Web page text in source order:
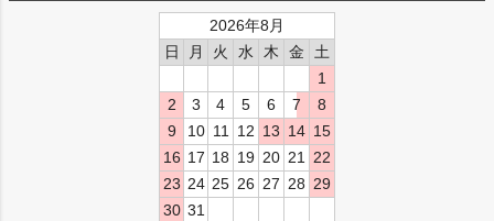
2026年8月
日
月 火 水 木 金
土
1
2
3 4 5 6 7
8
9
10 11 12 13 14 15
16 17 18 19 20 21
22
23 24 25 26 27 28 29
30 31